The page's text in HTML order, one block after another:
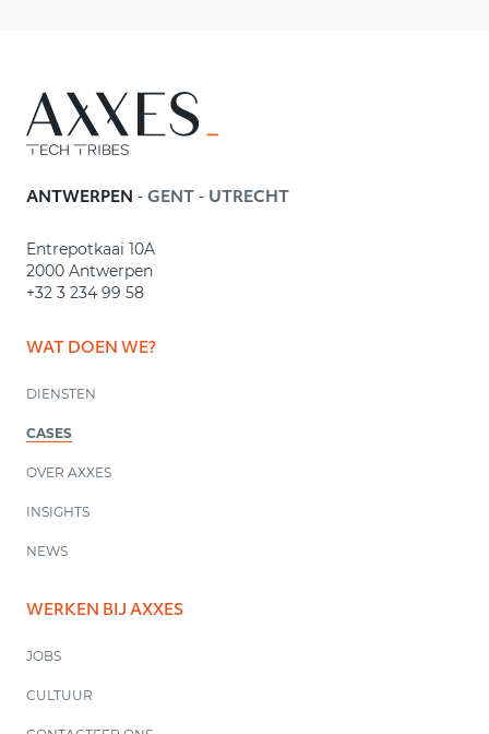
ANTWERPEN - GENT - UTRECHT
Entrepotkaai 10A
2000 Antwerpen
+32 3 234 99 58
WAT DOEN WE?
DIENSTEN
CASES
OVER AXXES
INSIGHTS
NEWS
WERKEN BIJ AXXES
JOBS
CULTUUR